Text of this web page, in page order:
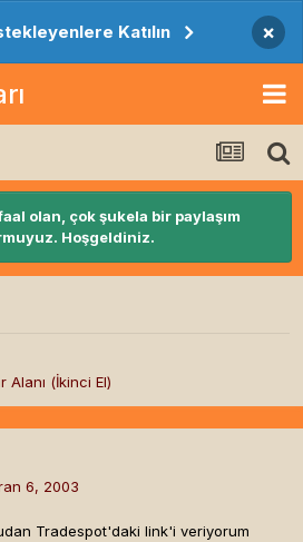
Katılın ×
olan, çok şukela bir paylaşım
Hoşgeldiniz.
Alanı (İkinci El)
6, 2003
Tradespot'daki link'i veriyorum